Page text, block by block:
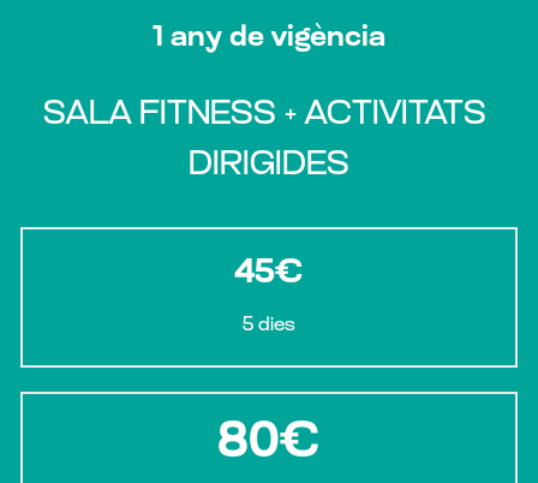
1 any de vigència
SALA FITNESS + ACTIVITATS
DIRIGIDES
45€
5 dies
80€